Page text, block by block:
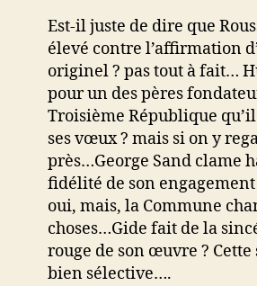
Est-il juste de dire que
élevé contre l’affirmation
originel ? pas tout à fait…
pour un des pères
Troisième République
ses vœux ? mais si on y
près…George Sand clame
fidélité de son
oui, mais, la Commune
choses…Gide fait de la
rouge de son œuvre ?
bien sélective….